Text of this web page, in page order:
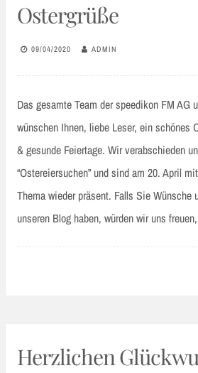
Ostergrüße
09/04/2020 ADMIN
Das gesamte Team der speedikon FM AG
wünschen Ihnen, liebe Leser, ein schönes
& gesunde Feiertage. Wir verabschieden
“Ostereiersuchen” und sind am 20. April
Thema wieder präsent. Falls Sie Wünsche
unseren Blog haben, würden wir uns
Herzlichen